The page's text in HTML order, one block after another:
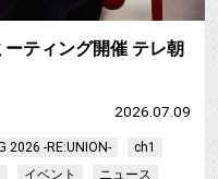
ーティング開催 テレ朝
2026.07.09
2026 -RE:UNION-
ch1
イベント
ニュース